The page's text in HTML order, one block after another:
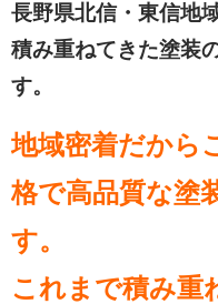
長野県北信・東信地
積み重ねてきた塗装
す。
地域密着だから
格で高品質な塗
す。
これまで積み重